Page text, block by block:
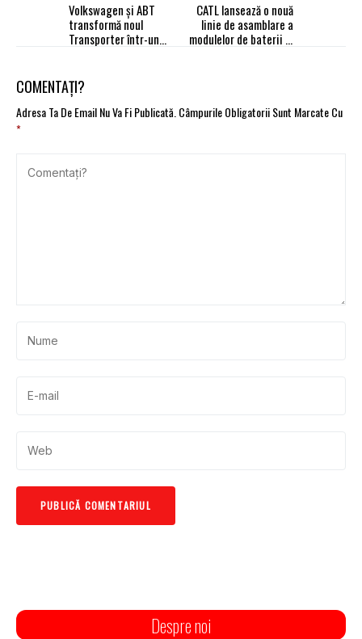
Volkswagen și ABT
transformă noul
Transporter într-un
CATL lansează o nouă
linie de asamblare a
modulelor de baterii la
COMENTAȚI?
Adresa Ta De Email Nu Va Fi Publicată.Câmpurile Obligatorii Sunt Marcate Cu
*
Despre noi